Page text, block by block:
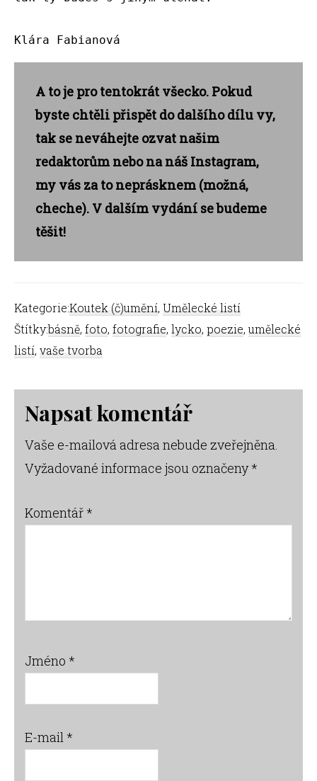
Klára Fabianová
A to je pro tentokrát všecko. Pokud
byste chtěli přispět do dalšího dílu vy,
tak se neváhejte ozvat našim
redaktorům nebo na náš Instagram,
my vás za to neprásknem (možná,
cheche). V dalším vydání se budeme
těšit!
Kategorie:Koutek (č)umění, Umělecké listí
Štítky:básně, foto, fotografie, lycko, poezie, umělecké
listí, vaše tvorba
Reader
Interactions
Napsat komentář
Vaše e-mailová adresa nebude zveřejněna.
Vyžadované informace jsou označeny*
Komentář*
Jméno *
E-mail*